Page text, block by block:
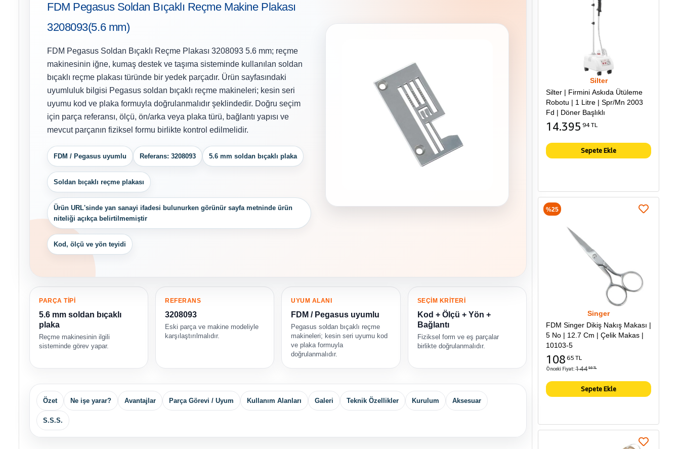
FDM Pegasus Soldan Bıçaklı Reçme Makine Plakası
3208093(5.6 mm)
FDM Pegasus Soldan Bıçaklı Reçme Plakası 3208093 5.6 mm; reçme
makinesinin iğne, kumaş destek ve taşıma sisteminde kullanılan soldan
bıçaklı reçme plakası türünde bir yedek parçadır. Ürün sayfasındaki
uyumluluk bilgisi Pegasus soldan bıçaklı reçme makineleri; kesin seri
uyumu kod ve plaka formuyla doğrulanmalıdır şeklindedir. Doğru seçim
için parça referansı, ölçü, ön/arka veya plaka türü, bağlantı yapısı ve
mevcut parçanın fiziksel formu birlikte kontrol edilmelidir.
FDM / Pegasus uyumlu Referans: 3208093 5.6 mm soldan bıçaklı plaka
Soldan bıçaklı reçme plakası
Ürün URL'sinde yan sanayi ifadesi bulunurken görünür sayfa metninde ürün
niteliği açıkça belirtilmemiştir
Kod, ölçü ve yön teyidi
PARÇA TİPİ
5.6 mm soldan bıçaklı
plaka
Reçme makinesinin ilgili
sisteminde görev yapar.
REFERANS
3208093
Eski parça ve makine modeliyle
karşılaştırılmalıdır.
UYUM ALANI
FDM / Pegasus uyumlu
Pegasus soldan bıçaklı reçme
makineleri; kesin seri uyumu kod
ve plaka formuyla
doğrulanmalıdır.
SEÇİM KRİTERİ
Kod + Ölçü + Yön +
Bağlantı
Fiziksel form ve eş parçalar
birlikte doğrulanmalıdır.
Özet Ne işe yarar? Avantajlar Parça Görevi / Uyum Kullanım Alanları Galeri Teknik Özellikler Kurulum Aksesuar
S.S.S.
Silter
Silter | Firmini Askıda Ütüleme
Robotu | 1 Litre | Spr/Mn 2003
Fd | Döner Başlıklı
14.395 94 TL
Sepete Ekle
Singer
FDM Singer Dikiş Nakış Makası |
5 No | 12.7 Cm | Çelik Makas |
10103-5
108 65 TL
Önceki Fiyat:144 86 TL
Sepete Ekle
%25